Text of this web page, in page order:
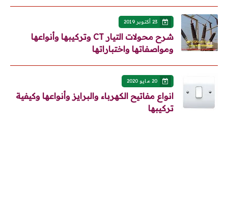
23 أكتوبر 2019
شرح محولات التيار CT وتركيبها وأنواعها
ومواصفاتها واختباراتها
20 مايو 2020
انواع مفاتيح الكهرباء والبرايز وأنواعها وكيفية
تركيبها